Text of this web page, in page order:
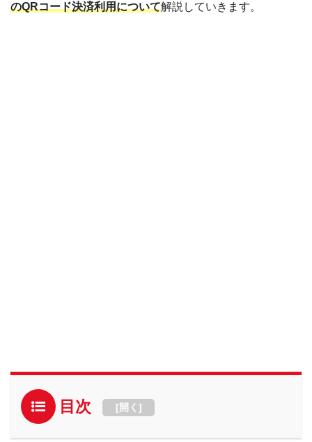
のQRコード決済利用について解説していきます。
目次 [開く ]